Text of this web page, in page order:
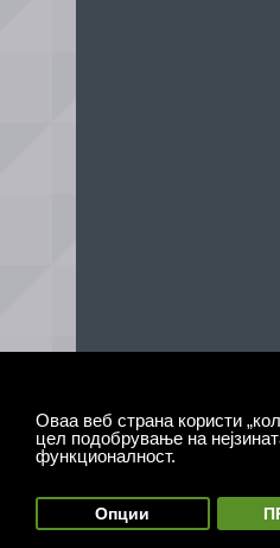
Оваа веб страна користи
цел подобрување на
функционалност.
Опции